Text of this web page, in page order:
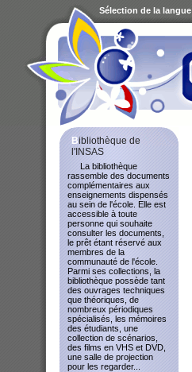
Bibliothèque de
l'INSAS
La bibliothèque
rassemble des documents
complémentaires aux
enseignements dispensés
au sein de l'école. Elle est
accessible à toute
personne qui souhaite
consulter les documents,
le prêt étant réservé aux
membres de la
communauté de l'école.
Parmi ses collections, la
bibliothèque possède tant
des ouvrages techniques
que théoriques, de
nombreux périodiques
spécialisés, les mémoires
des étudiants, une
collection de scénarios,
des films en VHS et DVD,
une salle de projection
pour les regarder...
Sélection de la langue